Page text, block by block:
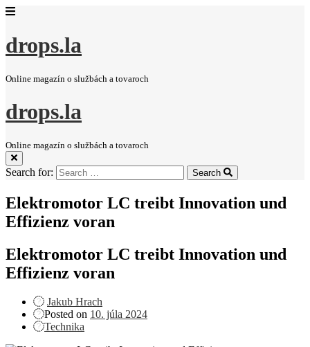
drops.la
Online magazín o službách a tovaroch
drops.la
Online magazín o službách a tovaroch
Search for: Search
Elektromotor LC treibt Innovation und
Effizienz voran
Elektromotor LC treibt Innovation und
Effizienz voran
Jakub Hrach
Posted on 10. júla 2024
Technika